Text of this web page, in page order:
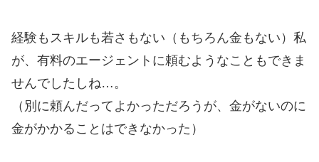
経験もスキルも若さもない（もちろん金もない）私
が、有料のエージェントに頼むようなこともできま
せんでしたしね…。
（別に頼んだってよかっただろうが、金がないのに
金がかかることはできなかった）